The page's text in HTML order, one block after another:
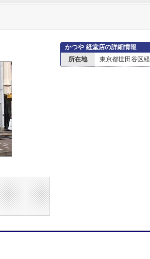
かつや 経堂店の詳細情報
所在地
東京都世田谷区